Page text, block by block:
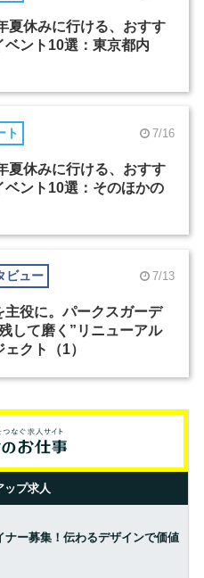
夏休みに行ける、おすす
ベント10選：東京都内
ト 7/16
夏休みに行ける、おすす
ベント10選：そのほかの
ビュー 7/13
主役に。パークスガーデ
して磨く”リニューアル
ェクト（1）
ップ求人
ナー募集！伝わるデザインで価値